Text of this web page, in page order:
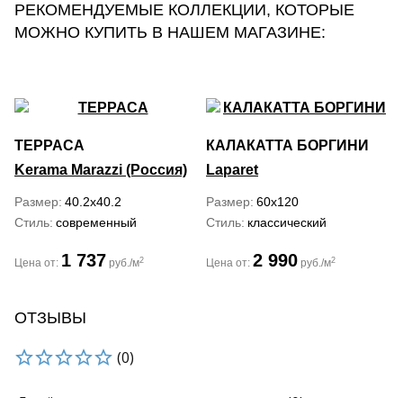
РЕКОМЕНДУЕМЫЕ КОЛЛЕКЦИИ, КОТОРЫЕ
МОЖНО КУПИТЬ В НАШЕМ МАГАЗИНЕ:
ТЕРРАСА
Kerama Marazzi (Россия)
Размер 40.2x40.2
Стиль современный
Цена от: 1 737 руб./м2
КАЛАКАТТА БОРГИНИ
Laparet
Размер 60x120
Стиль классический
Цена от: 2 990 руб./м2
ОТЗЫВЫ
(0)